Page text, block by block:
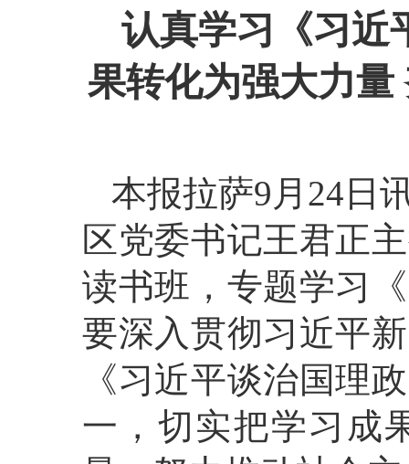
认真学习《习近
果转化为强大力
本报拉萨9月24日
区党委书记王君正
读书班，专题学习
要深入贯彻习近平
《习近平谈治国理
一，切实把学习成